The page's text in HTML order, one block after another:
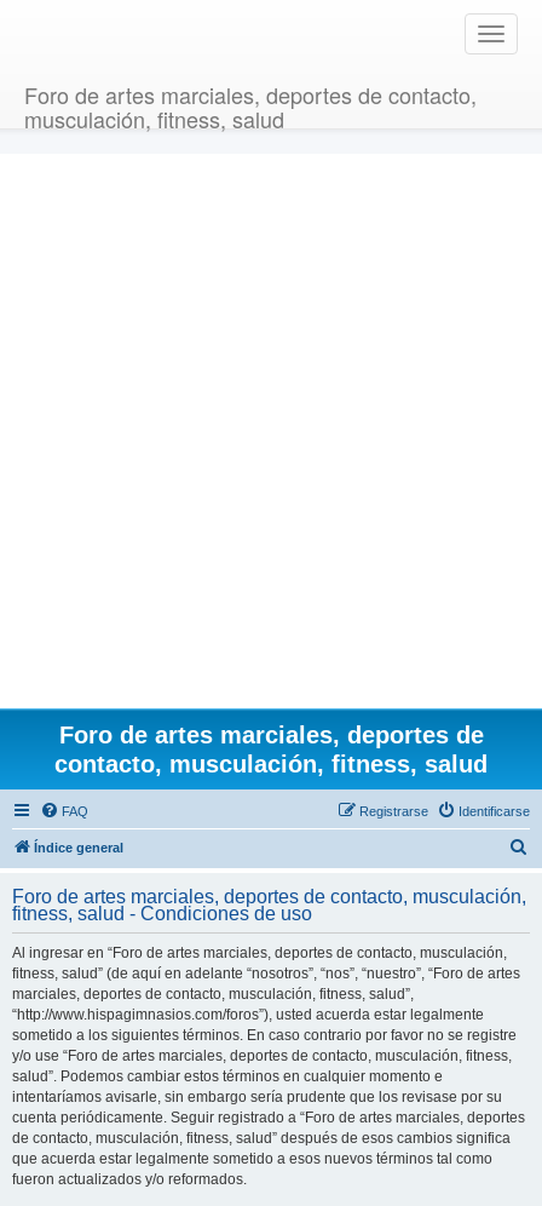
T
o
Foro de artes marciales, deportes de contacto,
musculación, fitness, salud
Foro de artes marciales, deportes de
contacto, musculación, fitness, salud
FAQ Identificarse
Registrarse
Índice general
c
Foro de artes marciales, deportes de contacto, musculación,
fitness, salud - Condiciones de uso
Al ingresar en “Foro de artes marciales, deportes de contacto, musculación,
fitness, salud” (de aquí en adelante “nosotros”, “nos”, “nuestro”, “Foro de artes
marciales, deportes de contacto, musculación, fitness, salud”,
“http://www.hispagimnasios.com/foros”), usted acuerda estar legalmente
sometido a los siguientes términos. En caso contrario por favor no se registre
y/o use “Foro de artes marciales, deportes de contacto, musculación, fitness,
salud”. Podemos cambiar estos términos en cualquier momento e
intentaríamos avisarle, sin embargo sería prudente que los revisase por su
cuenta periódicamente. Seguir registrado a “Foro de artes marciales, deportes
de contacto, musculación, fitness, salud” después de esos cambios significa
que acuerda estar legalmente sometido a esos nuevos términos tal como
fueron actualizados y/o reformados.